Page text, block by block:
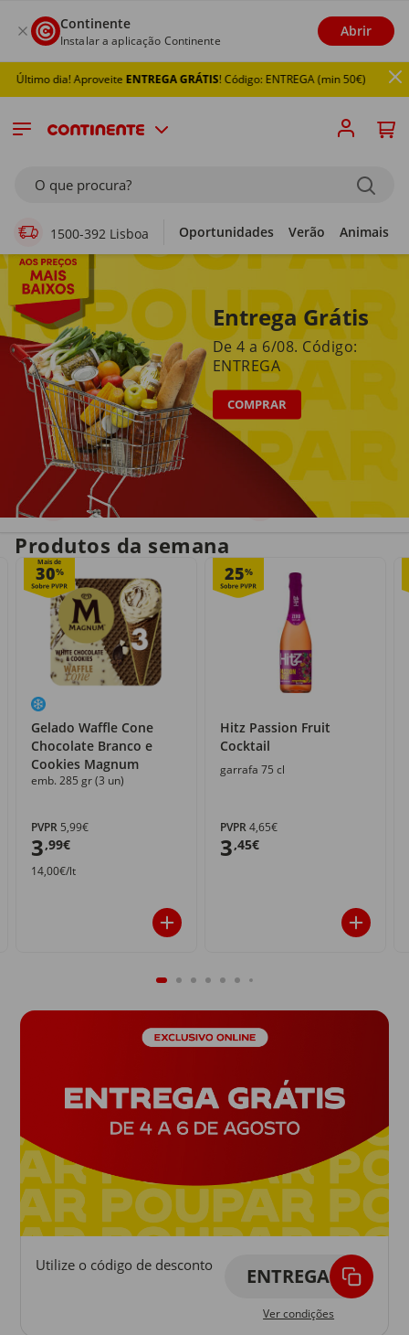
Continente
Instalar a aplicação Continente
Abrir
AproveiteENTREGA GRÁTIS! Código: ENTREGA (min 50€)
O que procura?
1500-392 Lisboa Oportunidades Verão Animais
Supermercado Online
Entrega Grátis
De 4 a 6/08. Código:
ENTREGA
COMPRAR
Entrega em casa
no próprio dia
Recolha grátis
com o Click&Go
Produtos da semana
Mais de
30%
Gelado Waffle Cone
Chocolate Branco e
Cookies Magnum
emb. 285 gr (3 un)
PVPR 5,99€
3,99€
14,00€/lt
25%
Hitz Passion Fruit
Cocktail
garrafa 75 cl
PVPR4,65€
3,45€
Utilize o código de desconto ENTREGA
Ver condições